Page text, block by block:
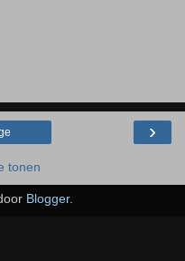
›
tonen
Blogger.